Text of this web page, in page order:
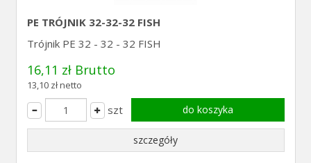
PE TRÓJNIK 32-32-32 FISH
Trójnik PE 32 - 32 - 32 FISH
16,11 zł Brutto
13,10 zł netto
szt do koszyka
szczegóły